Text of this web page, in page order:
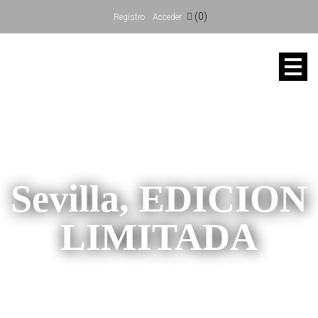
Registro Acceder (0)
Sevilla, EDICION
LIMITADA